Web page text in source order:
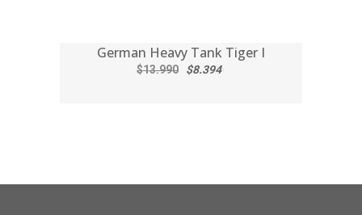
German Heavy Tank Tiger I
$13.990 $8.394